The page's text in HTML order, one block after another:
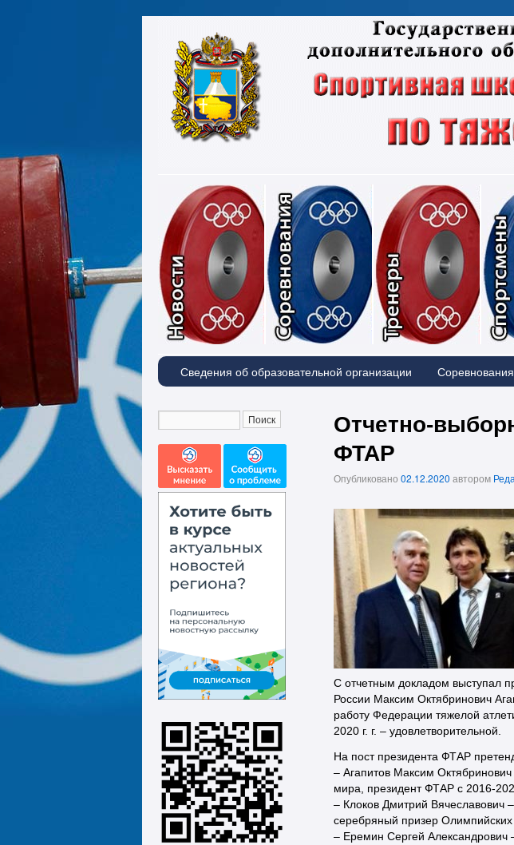
Новости Соревнования
Сведения об образовательной организации Соревнования
Отчетно-
ФТАР
Опубликовано 02.12.2020 автором
С отчетным докладом выступал
России Максим Октябринович
работу Федерации тяжелой
2020 г. г. – удовлетворительной.
На пост президента ФТАР
– Агапитов Максим
мира, президент ФТАР с 2016-
– Клоков Дмитрий Вячеславович
серебряный призер Олимпийских
– Еремин Сергей Александрович